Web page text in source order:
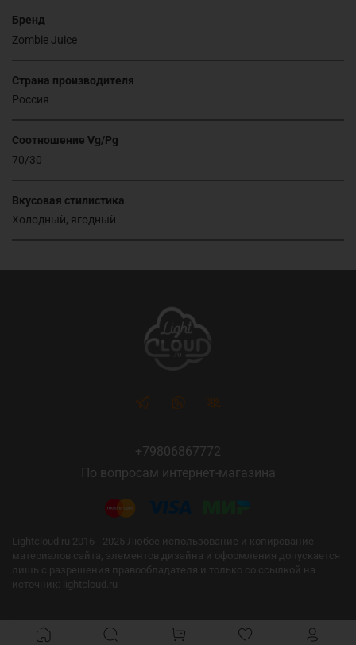
Бренд
Zombie Juice
Страна производителя
Россия
Соотношение Vg/Pg
70/30
Вкусовая стилистика
Холодный, ягодный
+79806867772
По вопросам интернет-магазина
Lightcloud.ru 2016 - 2025 Любое использование и копирование
материалов сайта, элементов дизайна и оформления допускается
лишь с разрешения правообладателя и только со ссылкой на
источник: lightcloud.ru